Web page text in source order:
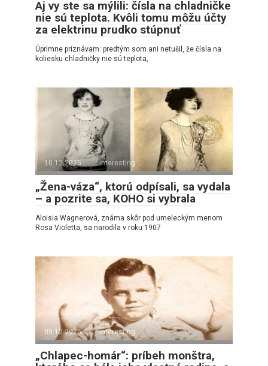
Aj vy ste sa mýlili: čísla na chladničke
nie sú teplota. Kvôli tomu môžu účty
za elektrinu prudko stúpnuť
Úprimne priznávam: predtým som ani netušil, že čísla na
koliesku chladničky nie sú teplota,
10.12.2025 interesting
„Žena-váza“, ktorú odpísali, sa vydala
– a pozrite sa, KOHO si vybrala
Aloisia Wagnerová, známa skôr pod umeleckým menom
Rosa Violetta, sa narodila v roku 1907
09.12.2025 interesting
„Chlapec-homár“: príbeh monštra,